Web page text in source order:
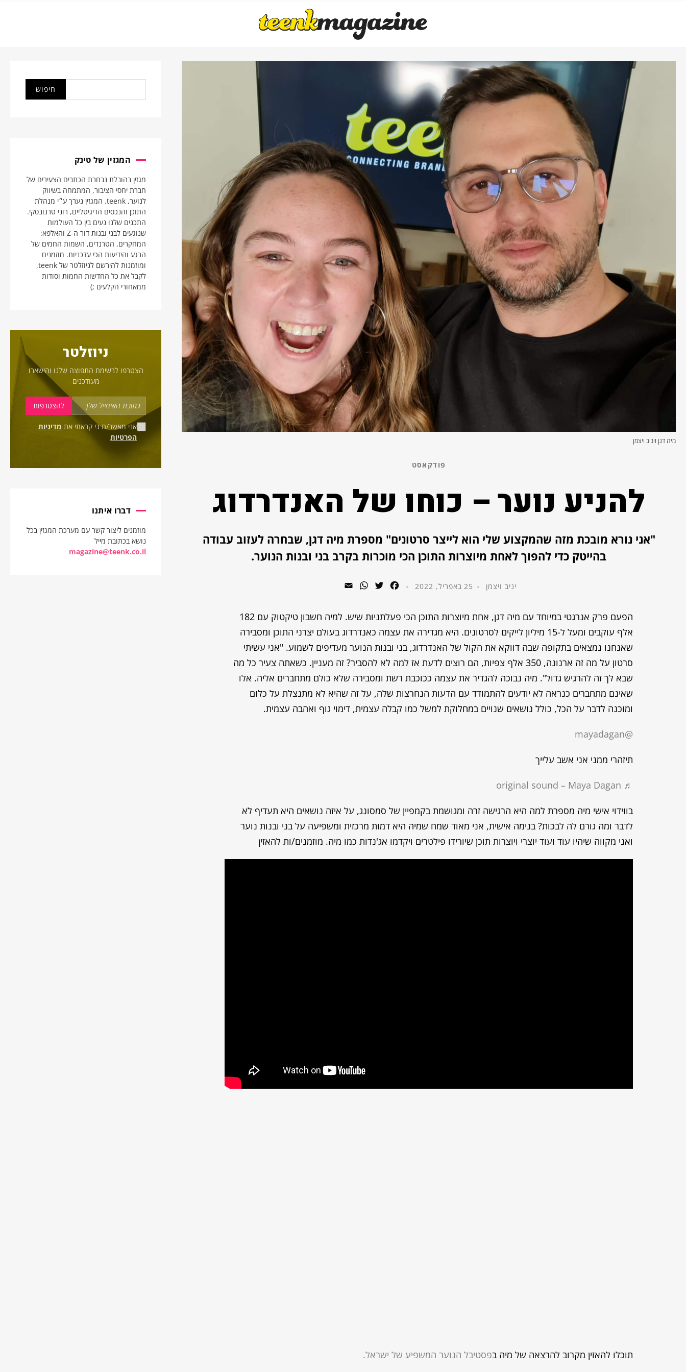
מיה דגן ויניב ויצמן
פודקאסט
להניע נוער – כוחו של האנדרדוג
"אני נורא מובכת מזה שהמקצוע שלי הוא לייצר סרטונים" מספרת מיה דגן, שבחרה לעזוב עבודה
בהייטק כדי להפוך לאחת מיוצרות התוכן הכי מוכרות בקרב בני ובנות הנוער.
יניב ויצמן 25 באפריל, 2022 Facebook
Twitter
WhatsApp
הפעם פרק אנרגטי במיוחד עם מיה דגן, אחת מיוצרות התוכן הכי פעלתניות שיש. למיה חשבון טיקטוק עם 182
אלף עוקבים ומעל ל-15 מיליון לייקים לסרטונים. היא מגדירה את עצמה כאנדרדוג בעולם יצרני התוכן ומסבירה
שאנחנו נמצאים בתקופה שבה דווקא את הקול של האנדרדוג, בני ובנות הנוער מעדיפים לשמוע. "אני עשיתי
סרטון על מה זה ארנונה, 350 אלף צפיות, הם רוצים לדעת אז למה לא להסביר? זה מעניין. כשאתה צעיר כל מה
שבא לך זה להרגיש גדול". מיה נבוכה להגדיר את עצמה ככוכבת רשת ומסבירה שלא כולם מתחברים אליה. אלו
שאינם מתחברים כנראה לא יודעים להתמודד עם הדעות הנחרצות שלה, על זה שהיא לא מתנצלת על כלום
ומוכנה לדבר על הכל, כולל נושאים שנויים במחלוקת למשל כמו קבלה עצמית, דימוי גוף ואהבה עצמית.
@mayadagan
תיזהרי ממני אני אשב עלייך
♬ original sound – Maya Dagan
בווידוי אישי מיה מספרת למה היא הרגישה זרה ומגושמת בקמפיין של סמסונג, על איזה נושאים היא תעדיף לא
לדבר ומה גורם לה לבכות? בנימה אישית, אני מאוד שמח שמיה היא דמות מרכזית ומשפיעה על בני ובנות נוער
ואני מקווה שיהיו עוד ועוד יוצרי ויוצרות תוכן שיורידו פילטרים ויקדמו אג'נדות כמו מיה. מוזמנים/ות להאזין
תוכלו להאזין מקרוב להרצאה של מיה בפסטיבל הנוער המשפיע של ישראל.
המגזין של טינק
מגזין בהובלת נבחרת הכתבים הצעירים של
חברת יחסי הציבור, המתמחה בשיווק
לנוער, teenk. המגזין נערך ע״י מנהלת
התוכן והנכסים הדיגיטליים, רוני טרנובסקי.
התכנים שלנו נעים בין כל העולמות
שנוגעים לבני ובנות דור ה-Z והאלפא:
המחקרים, הטרנדים, השמות החמים של
הרגע והידיעות הכי עדכניות. מוזמנים
ומוזמנות להירשם לניוזלטר של teenk,
לקבל את כל החדשות החמות וסודות
ממאחורי הקלעים ;)
ניוזלטר
הצטרפו לרשימת התפוצה שלנו והישארו
מעודכנים
אני מאשר/ת כי קראתי את מדיניות
הפרטיות
דברו איתנו
מוזמנים ליצור קשר עם מערכת המגזין בכל
נושא בכתובת מייל
magazine@teenk.co.il